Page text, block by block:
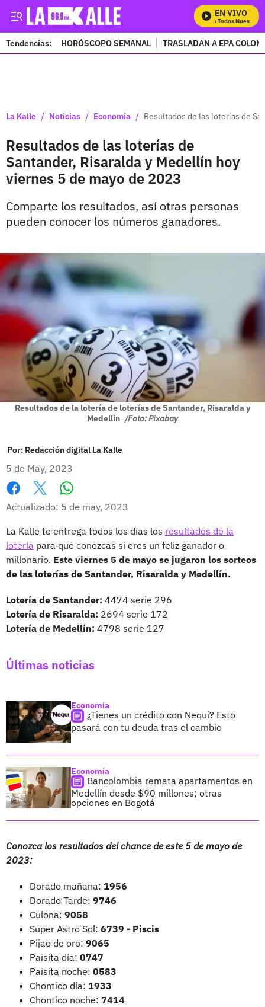
EN VIVO
Mira Todos Nuestros
Tendencias: HORÓSCOPO SEMANAL TRASLADAN A EPA
La Kalle / Noticias / Economía / Resultados de las loterías de
Resultados de las loterías de
Santander, Risaralda y Medellín hoy
viernes 5 de mayo de 2023
Comparte los resultados, así otras personas
pueden conocer los números ganadores.
Resultados de la lotería de loterías de Santander, Risaralda y
Medellín /Foto: Pixabay
Por: Redacción digital La Kalle
5 de May, 2023
Facebook
X
Actualizado: 5 de may, 2023
La Kalle te entrega todos los días los resultados de la
lotería para que conozcas si eres un feliz ganador o
millonario. Este viernes 5 de mayo se jugaron los sorteos
de las loterías de Santander, Risaralda y Medellín.
Lotería de Santander: 4474 serie 296
Lotería de Risaralda: 2694 serie 172
Lotería de Medellín: 4798 serie 127
Últimas noticias
Economía
¿Tienes un crédito con Nequi? Esto
pasará con tu deuda tras el cambio
Economía
Bancolombia remata apartamentos en
Medellín desde $90 millones; otras
opciones en Bogotá
Conozca los resultados del chance de este 5 de mayo de
2023:
Dorado mañana: 1956
Dorado Tarde: 9746
Culona: 9058
Super Astro Sol: 6739 - Piscis
Pijao de oro: 9065
Paisita día: 0747
Paisita noche: 0583
Chontico día: 1933
Chontico noche: 7414